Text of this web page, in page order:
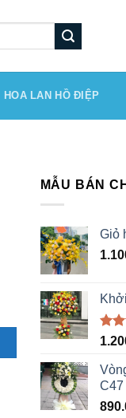
HOA LAN HỒ ĐIỆP
MẪU BÁN
Giỏ
5
C47